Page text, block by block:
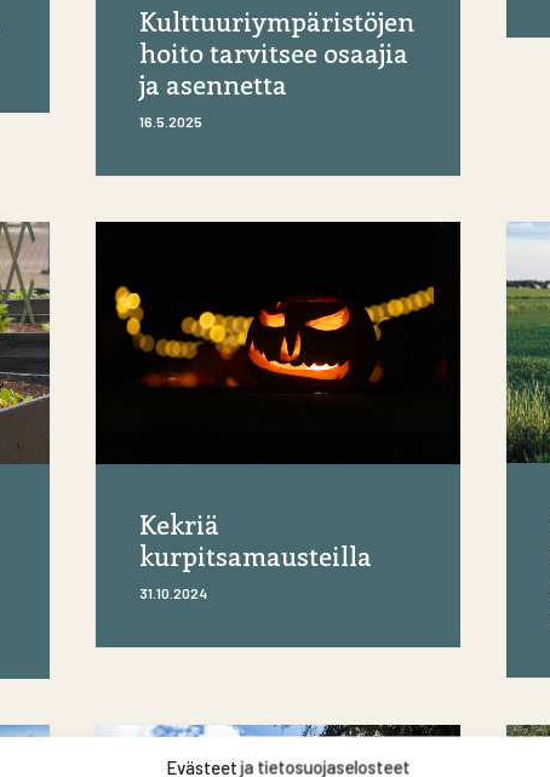
Evästeet ja tietosuojaselosteet
Kulttuuriympäristöjen
hoito tarvitsee osaajia
ja asennetta
16.5.2025
Kekriä
kurpitsamausteilla
31.10.2024